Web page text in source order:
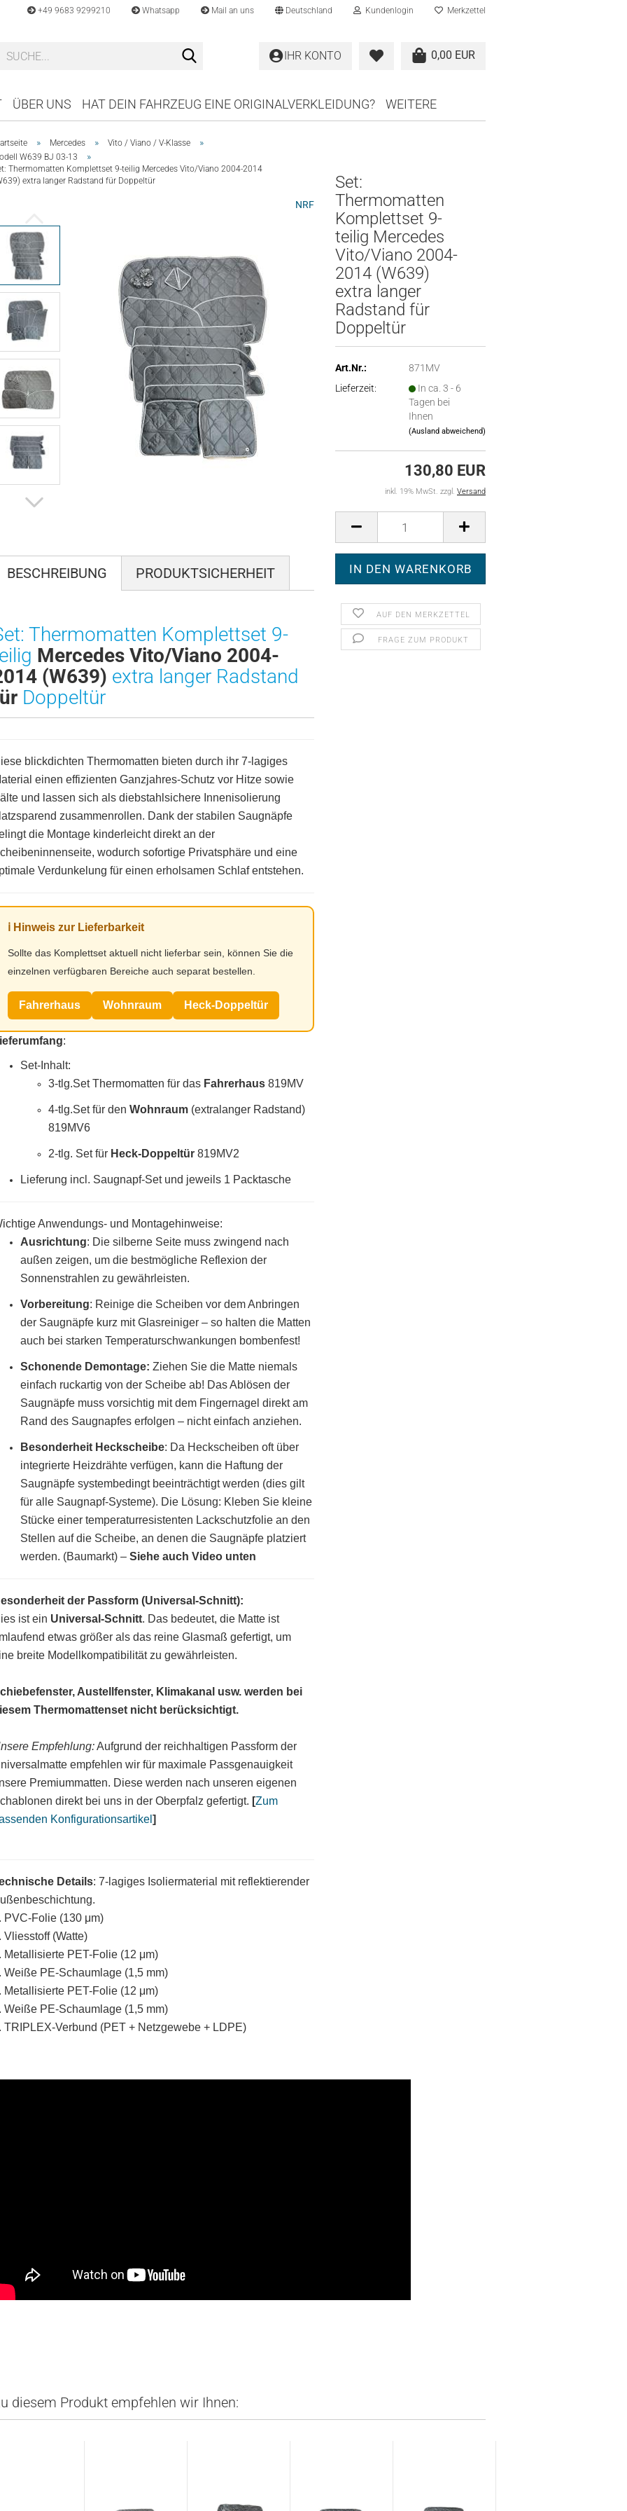
+49 9683 9299210 Whatsapp Mail an uns Deutschland Kundenlogin Merkzettel
0,00 EUR
IHR KONTO
ÜBER UNS HAT DEIN FAHRZEUG EINE ORIGINALVERKLEIDUNG? WEITERE
» Mercedes » Vito / Viano / V-Klasse »
W639 BJ 03-13 »
Thermomatten Komplettset 9-teilig Mercedes Vito/Viano 2004-2014
extra langer Radstand für Doppeltür
NRF
Set:
Thermomatten
Komplettset 9-
teilig Mercedes
Vito/Viano 2004-
2014 (W639)
extra langer
Radstand für
Doppeltür
Art.Nr.:
871MV
Lieferzeit:
In ca. 3 - 6
Tagen bei
Ihnen
(Ausland abweichend)
130,80 EUR
inkl. 19% MwSt. zzgl. Versand
AUF DEN MERKZETTEL
FRAGE ZUM PRODUKT
BESCHREIBUNG PRODUKTSICHERHEIT
Thermomatten Komplettset 9-
Mercedes Vito/Viano 2004-
(W639) extra langer Radstand
Doppeltür
blickdichten Thermomatten bieten durch ihr 7-lagiges
einen effizienten Ganzjahres-Schutz vor Hitze sowie
und lassen sich als diebstahlsichere Innenisolierung
zusammenrollen. Dank der stabilen Saugnäpfe
die Montage kinderleicht direkt an der
wodurch sofortige Privatsphäre und eine
Verdunkelung für einen erholsamen Schlaf entstehen.
ℹ️ Hinweis zur Lieferbarkeit
Sollte das Komplettset aktuell nicht lieferbar sein, können Sie die
einzelnen verfügbaren Bereiche auch separat bestellen.
Fahrerhaus Wohnraum Heck-Doppeltür
:
Set-Inhalt:
3-tlg.Set Thermomatten für das Fahrerhaus 819MV
4-tlg.Set für den Wohnraum (extralanger Radstand)
819MV6
2-tlg. Set für Heck-Doppeltür 819MV2
Lieferung incl. Saugnapf-Set und jeweils 1 Packtasche
Anwendungs- und Montagehinweise:
Ausrichtung: Die silberne Seite muss zwingend nach
außen zeigen, um die bestmögliche Reflexion der
Sonnenstrahlen zu gewährleisten.
Vorbereitung: Reinige die Scheiben vor dem Anbringen
der Saugnäpfe kurz mit Glasreiniger – so halten die Matten
auch bei starken Temperaturschwankungen bombenfest!
Schonende Demontage: Ziehen Sie die Matte niemals
einfach ruckartig von der Scheibe ab! Das Ablösen der
Saugnäpfe muss vorsichtig mit dem Fingernagel direkt am
Rand des Saugnapfes erfolgen – nicht einfach anziehen.
Besonderheit Heckscheibe: Da Heckscheiben oft über
integrierte Heizdrähte verfügen, kann die Haftung der
Saugnäpfe systembedingt beeinträchtigt werden (dies gilt
für alle Saugnapf-Systeme). Die Lösung: Kleben Sie kleine
Stücke einer temperaturresistenten Lackschutzfolie an den
Stellen auf die Scheibe, an denen die Saugnäpfe platziert
werden. (Baumarkt) – Siehe auch Video unten
der Passform (Universal-Schnitt):
ist ein Universal-Schnitt. Das bedeutet, die Matte ist
etwas größer als das reine Glasmaß gefertigt, um
breite Modellkompatibilität zu gewährleisten.
Austellfenster, Klimakanal usw. werden bei
Thermomattenset nicht berücksichtigt.
Empfehlung:Aufgrund der reichhaltigen Passform der
empfehlen wir für maximale Passgenauigkeit
Premiummatten. Diese werden nach unseren eigenen
direkt bei uns in der Oberpfalz gefertigt. [Zum
Konfigurationsartikel ]
Details: 7-lagiges Isoliermaterial mit reflektierender
PVC-Folie (130 μm)
Vliesstoff (Watte)
Metallisierte PET-Folie (12 μm)
Weiße PE-Schaumlage (1,5 mm)
Metallisierte PET-Folie (12 μm)
Weiße PE-Schaumlage (1,5 mm)
TRIPLEX-Verbund (PET + Netzgewebe + LDPE)
diesem Produkt empfehlen wir Ihnen: